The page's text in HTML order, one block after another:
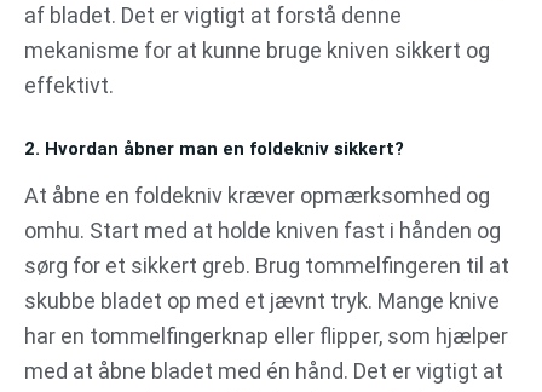
af bladet. Det er vigtigt at forstå denne
mekanisme for at kunne bruge kniven sikkert og
effektivt.
2. Hvordan åbner man en foldekniv sikkert?
At åbne en foldekniv kræver opmærksomhed og
omhu. Start med at holde kniven fast i hånden og
sørg for et sikkert greb. Brug tommelfingeren til at
skubbe bladet op med et jævnt tryk. Mange knive
har en tommelfingerknap eller flipper, som hjælper
med at åbne bladet med én hånd. Det er vigtigt at